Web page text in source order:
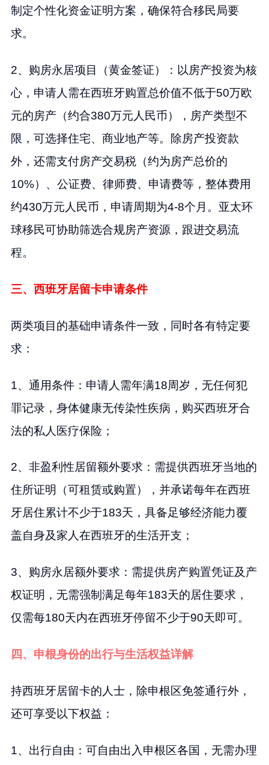
制定个性化资金证明方案，确保符合移民局要
求。
2、购房永居项目（黄金签证）：以房产投资为核
心，申请人需在西班牙购置总价值不低于50万欧
元的房产（约合380万元人民币），房产类型不
限，可选择住宅、商业地产等。除房产投资款
外，还需支付房产交易税（约为房产总价的
10%）、公证费、律师费、申请费等，整体费用
约430万元人民币，申请周期为4-8个月。亚太环
球移民可协助筛选合规房产资源，跟进交易流
程。
三、西班牙居留卡申请条件
两类项目的基础申请条件一致，同时各有特定要
求：
1、通用条件：申请人需年满18周岁，无任何犯
罪记录，身体健康无传染性疾病，购买西班牙合
法的私人医疗保险；
2、非盈利性居留额外要求：需提供西班牙当地的
住所证明（可租赁或购置），并承诺每年在西班
牙居住累计不少于183天，具备足够经济能力覆
盖自身及家人在西班牙的生活开支；
3、购房永居额外要求：需提供房产购置凭证及产
权证明，无需强制满足每年183天的居住要求，
仅需每180天内在西班牙停留不少于90天即可。
四、申根身份的出行与生活权益详解
持西班牙居留卡的人士，除申根区免签通行外，
还可享受以下权益：
1、出行自由：可自由出入申根区各国，无需办理